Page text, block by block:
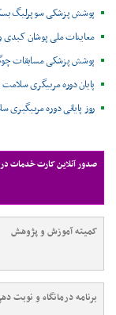
پوشش پزشکی سوپرلیگ بسکتبال ۳ نفره در مجموعه
معاینات ملی پوشان کبدی
پوشش پزشکی مسابقات
پایان دوره مربیگری سلامت ۱۵+
روز پایانی دوره مربیگیری
صدور آنلاین کارت خدمات
کمیته آموزش و پژوهش
برنامه درمانگاه و نوبت